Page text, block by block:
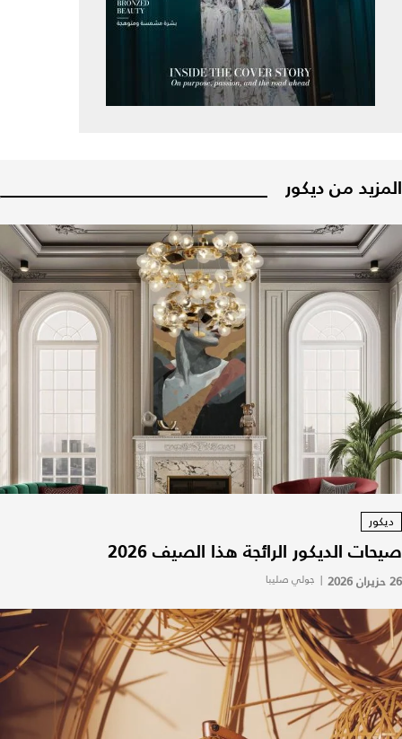
المزيد من ديكور
ديكور
صيحات الديكور الرائجة هذا الصيف 2026
26 حزيران 2026 | جولي صليبا